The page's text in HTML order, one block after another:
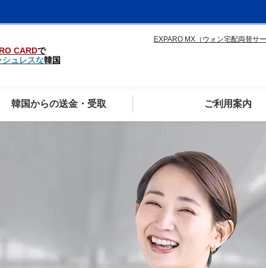
CARDで
シュレスな韓国
EXPARO MX（ウォン宅配両替サー
韓国からの送金・受取 ご利用案内